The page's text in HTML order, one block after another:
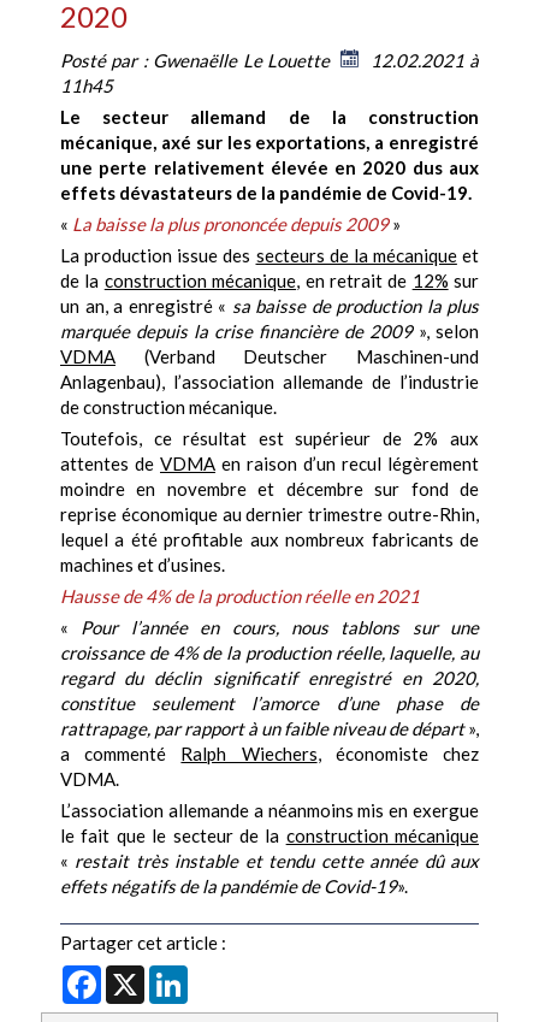
2020
Posté par : Gwenaëlle Le Louette
12.02.2021 à
11h45
Le secteur allemand de la construction
mécanique, axé sur les exportations, a enregistré
une perte relativement élevée en 2020 dus aux
effets dévastateurs de la pandémie de Covid-19.
« La baisse la plus prononcée depuis 2009»
La production issue des secteurs de la mécaniqueet
de la construction mécanique, en retrait de 12% sur
un an, a enregistré « sa baisse de production la plus
marquée depuis la crise financière de 2009», selon
VDMA (Verband Deutscher Maschinen-und
Anlagenbau), l’association allemande de l’industrie
de construction mécanique.
Toutefois, ce résultat est supérieur de 2% aux
attentes de VDMA en raison d’un recul légèrement
moindre en novembre et décembre sur fond de
reprise économique au dernier trimestre outre-Rhin,
lequel a été profitable aux nombreux fabricants de
machines et d’usines.
Hausse de 4% de la production réelle en 2021
« Pour l’année en cours, nous tablons sur une
croissance de 4% de la production réelle, laquelle, au
regard du déclin significatif enregistré en 2020,
constitue seulement l’amorce d’une phase de
rattrapage, par rapport à un faible niveau de départ»,
a commenté Ralph Wiechers, économiste chez
VDMA.
L’association allemande a néanmoins mis en exergue
le fait que le secteur de la construction mécanique
« restait très instable et tendu cette année dû aux
effets négatifs de la pandémie de Covid-19».
Partager cet article :
Facebook
X